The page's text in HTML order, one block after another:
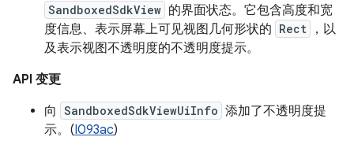
SandboxedSdkView 的界面状态。它包含高度和宽
度信息、表示屏幕上可见视图几何形状的 Rect
，以
及表示视图不透明度的不透明度提示。
API 变更
向 SandboxedSdkViewUiInfo 添加了不透明度提
示。(I093ac)